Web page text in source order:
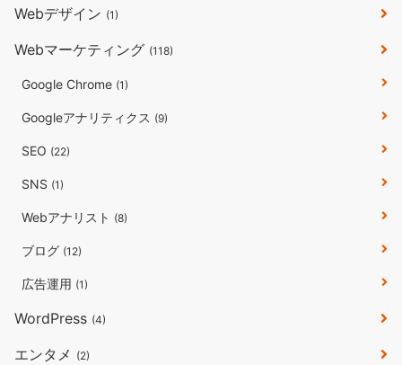
Webデザイン (1)
Webマーケティング (118)
Google Chrome (1)
Googleアナリティクス (9)
SEO (22)
SNS (1)
Webアナリスト (8)
ブログ (12)
広告運用 (1)
WordPress (4)
エンタメ (2)